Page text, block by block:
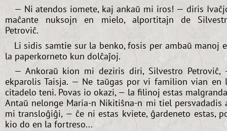
— Ni atendos iomete, kaj ankaŭ mi iros! — diris
maĉante nuksojn en mielo, alportitajn de
Petroviĉ.
Li sidis samtie sur la benko, fosis per ambaŭ manoj
la paperkorneto kun dolĉaĵoj.
— Ankoraŭ kion mi deziris diri, Silvestro Petroviĉ,
ekparolis Taisja. — Ne taŭgas por vi familion vian en
citadelo teni. Povas io okazi, — la filinoj estas
Antaŭ nelonge Maria-n Nikitiŝna-n mi tiel persvadadis
mi transloĝiĝi, — ĉe ni estas kviete, ĝardeneto estas,
kio do en la fortreso...